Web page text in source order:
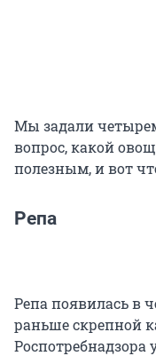
Мы задали
вопрос, какой
полезным, и вот
Репа
Репа появилась в
раньше скрепной
Роспотребнадзора